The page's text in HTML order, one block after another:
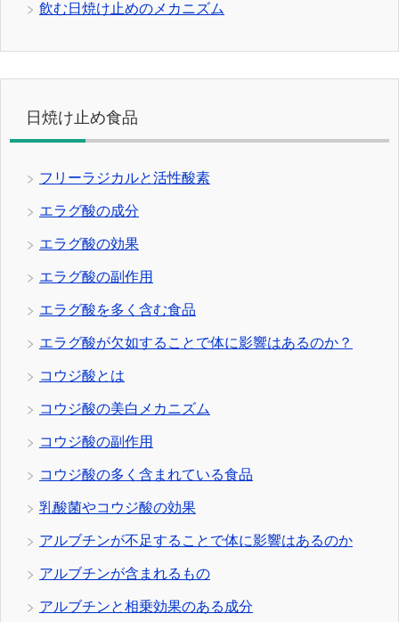
飲む日焼け止めのメカニズム
日焼け止め食品
フリーラジカルと活性酸素
エラグ酸の成分
エラグ酸の効果
エラグ酸の副作用
エラグ酸を多く含む食品
エラグ酸が欠如することで体に影響はあるのか？
コウジ酸とは
コウジ酸の美白メカニズム
コウジ酸の副作用
コウジ酸の多く含まれている食品
乳酸菌やコウジ酸の効果
アルブチンが不足することで体に影響はあるのか
アルブチンが含まれるもの
アルブチンと相乗効果のある成分